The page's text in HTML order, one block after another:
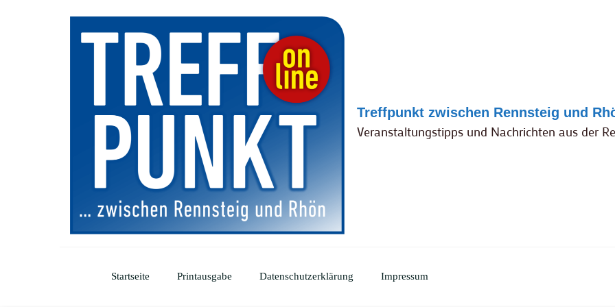
Treffpunkt zwischen Rennsteig und
Veranstaltungstipps und Nachrichten aus der
Startseite Printausgabe Datenschutzerklärung Impressum